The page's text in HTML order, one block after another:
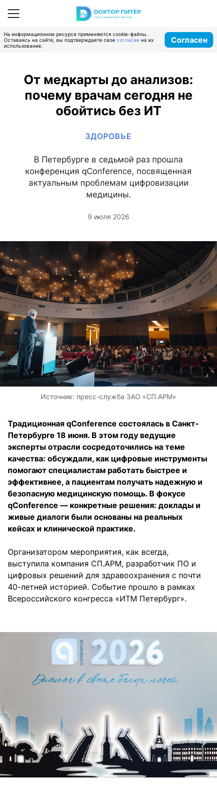
На информационном ресурсе применяются cookie-файлы.
Оставаясь на сайте, вы подтверждаете свое согласие на их
использование.
Согласен
От медкарты до анализов:
почему врачам сегодня не
обойтись без ИТ
ЗДОРОВЬЕ
В Петербурге в седьмой раз прошла
конференция qConference, посвященная
актуальным проблемам цифровизации
медицины.
9 июля 2026
Источник: пресс-служба ЗАО «СП.АРМ»
Традиционная qConference состоялась в Санкт-
Петербурге 18 июня. В этом году ведущие
эксперты отрасли сосредоточились на теме
качества: обсуждали, как цифровые инструменты
помогают специалистам работать быстрее и
эффективнее, а пациентам получать надежную и
безопасную медицинскую помощь. В фокусе
qConference — конкретные решения: доклады и
живые диалоги были основаны на реальных
кейсах и клинической практике.
Организатором мероприятия, как всегда,
выступила компания СП.АРМ, разработчик ПО и
цифровых решений для здравоохранения с почти
40-летней историей. Событие прошло в рамках
Всероссийского конгресса «ИТМ Петербург».